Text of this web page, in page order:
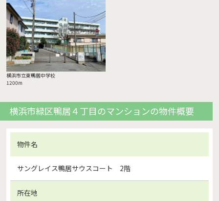
横浜市立東鴨居中学校
1200m
横浜市緑区鴨居４丁目のマンションの物件概要
物件名
サングレイス鴨居サウスコート 2階
所在地